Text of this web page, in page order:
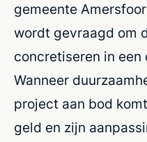
gemeente
wordt gevraagd om
concretiseren in een
Wanneer
project aan bod
geld en zijn